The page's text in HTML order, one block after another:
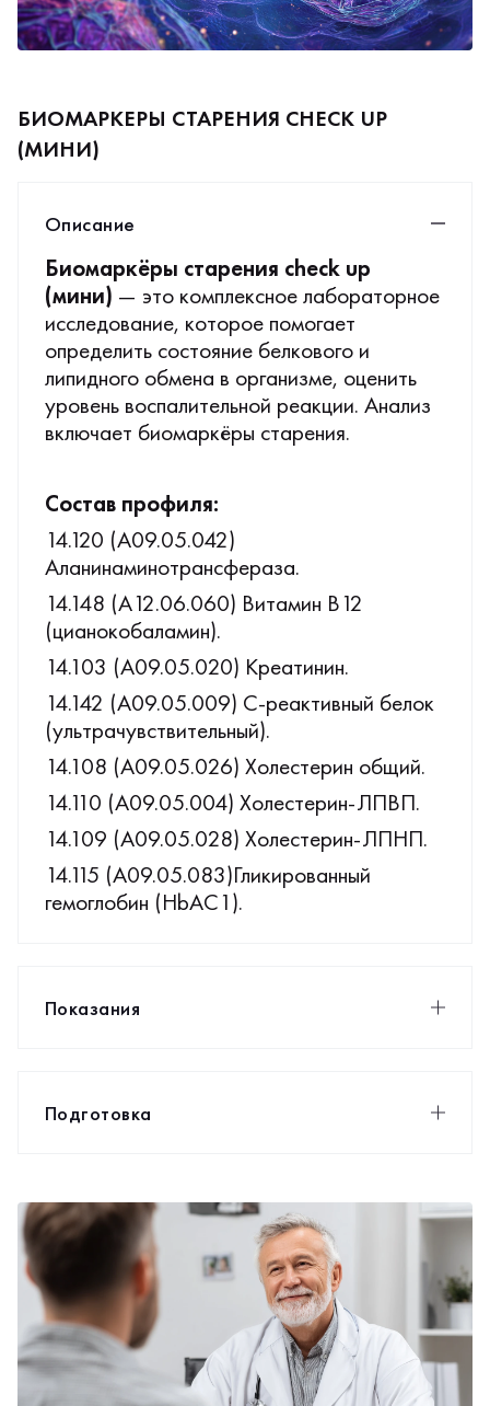
БИОМАРКЕРЫ СТАРЕНИЯ CHECK UP
(МИНИ)
Описание
Биомаркёры старения check up
(мини) — это комплексное лабораторное
исследование, которое помогает
определить состояние белкового и
липидного обмена в организме, оценить
уровень воспалительной реакции. Анализ
включает биомаркёры старения.
Состав профиля:
14.120 (A09.05.042)
Аланинаминотрансфераза.
14.148 (A12.06.060) Витамин B12
(цианокобаламин).
14.103 (A09.05.020) Креатинин.
14.142 (A09.05.009) С-реактивный белок
(ультрачувствительный).
14.108 (A09.05.026) Холестерин общий.
14.110 (A09.05.004) Холестерин-ЛПВП.
14.109 (A09.05.028) Холестерин-ЛПНП.
14.115 (A09.05.083)Гликированный
гемоглобин (HbAС1).
Показания
Подготовка